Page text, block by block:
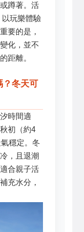
蹲著。活
玩樂體驗
要的是，
化，並不
距離。
？冬天可
時間適
初（約4
穩定。冬
，且退潮
合親子活
充水分，